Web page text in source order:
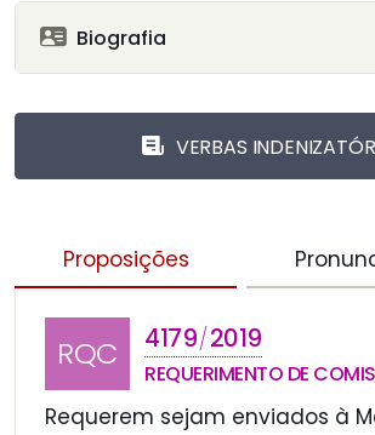
Biografia
VERBAS
Proposições
RQC 4179/2019
REQUERIMENTO DE
Requerem sejam enviados à